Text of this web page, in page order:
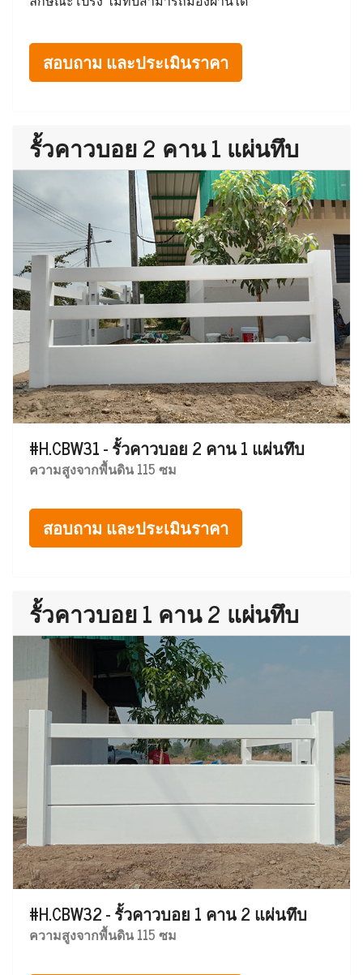
สอบถาม และประเมินราคา
รั้วคาวบอย 2 คาน 1 แผ่นทึบ
#H.CBW31 - รั้วคาวบอย 2 คาน 1 แผ่นทึบ
ความสูงจากพื้นดิน 115 ซม
สอบถาม และประเมินราคา
รั้วคาวบอย 1 คาน 2 แผ่นทึบ
#H.CBW32 - รั้วคาวบอย 1 คาน 2 แผ่นทึบ
ความสูงจากพื้นดิน 115 ซม